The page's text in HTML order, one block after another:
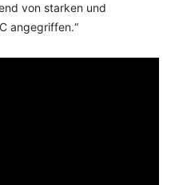
von starken und
angegriffen.“